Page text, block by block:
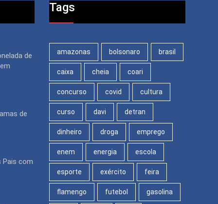
de
de
Pais com
Tags
amazonas bolsonaro brasil
caixa cheia coari
concurso covid cultura
curso davi detran
dinheiro droga emprego
enem energia escola
esporte exército feira
flamengo futebol gasolina